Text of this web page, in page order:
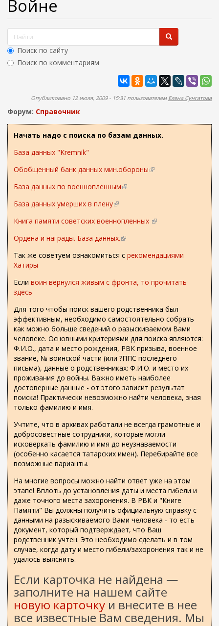
Войне
Ф
о
р
о
и
с
к
а
Поиск по сайту
Поиск по комментариям
Опубликовано 12 июля, 2009 - 15:31 пользователем Елена Сунгатова
Форум: Справочник
Начать надо с поиска по базам данных.
База данных "Kremnik"
Обобщенный банк данных мин.обороны(
н
с
к
)
База данных по военнопленным(
ш
н
я
ы
а
)
База данных умерших в плену(
н
ш
н
с
л
к
а
)
Книга памяти советских военнопленных (
ш
я
с
ы
л
к
а
)
Ордена и награды. База данных.(
н
н
я
с
с
ы
л
к
а
)
Так же советуем ознакомиться с рекомендациями
Хатиры
Если воин вернулся живым с фронта, то прочитать
здесь
Для того чтобы поиск вашего родственника был
эффективным, необходимо самостоятельно собрать
как можно больше сведений о разыскиваемом Вами
человеке. Основными критериями для поиска являются:
Ф.И.О., дата и место рождения, РВК призыва, военное
звание, № воинской части (или ?ППС последнего
письма), данные о родственниках: Ф.И.О. и место их
проживания до войны. Важно иметь наиболее
достоверные данные - от этого зависит результат
поиска! Практически невозможно найти человека, зная
только фамилию и имя.
Учтите, что в архивах работали не всегда грамотные и
добросовестные сотрудники, которые могли
исковеркать фамилию и имя до неузнаваемости
(особенно касается татарских имен). Перебирайте все
возможные варианты.
На многие вопросы можно найти ответ уже на этом
этапе! Вплоть до установления даты и места гибели и
даже точного места захоронения. В РВК и "Книге
Памяти" Вы должны получить официальную справку с
данными на разыскиваемого Вами человека - то есть
документ, который подтверждает, что Ваш
родственник учтен. Это необходимо сделать и в том
случае, когда дату и место гибели/захоронения так и не
удалось выяснить.
Если карточка не найдена —
заполните на нашем сайте
новую карточку и внесите в нее
все известные Вам сведения. Мы